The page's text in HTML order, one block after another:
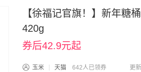
【徐福记官旗！】新年糖
420g
券后42.9元起
玉米 天猫 642人已领券 更